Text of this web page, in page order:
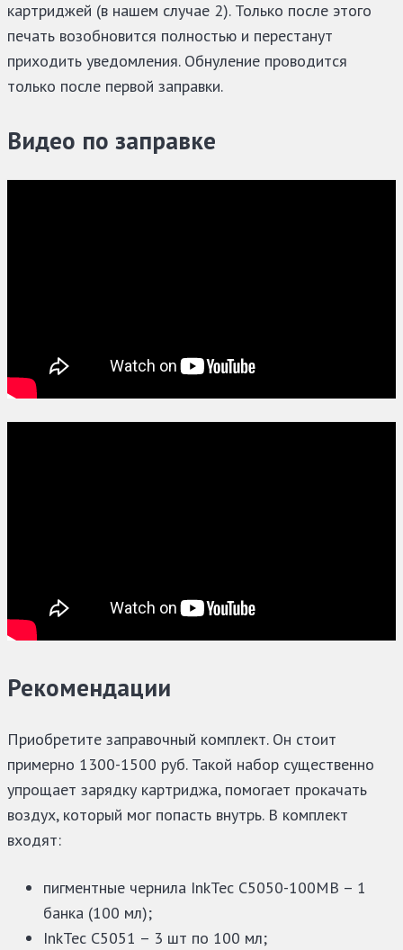
картриджей (в нашем случае 2). Только после этого
печать возобновится полностью и перестанут
приходить уведомления. Обнуление проводится
только после первой заправки.
Видео по заправке
Рекомендации
Приобретите заправочный комплект. Он стоит
примерно 1300-1500 руб. Такой набор существенно
упрощает зарядку картриджа, помогает прокачать
воздух, который мог попасть внутрь. В комплект
входят:
пигментные чернила InkTec C5050-100MB – 1
банка (100 мл);
InkTec C5051 – 3 шт по 100 мл;